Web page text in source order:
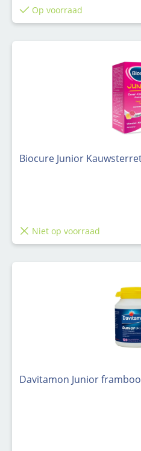
Op voorraad
Biocure Junior
Niet op voorraad
Davitamon Junior